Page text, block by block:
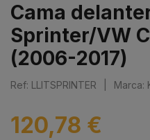
Cama
Sprinter/VW
(2006-2017)
Ref: LLITSPRINTER Marca:
120,78 €